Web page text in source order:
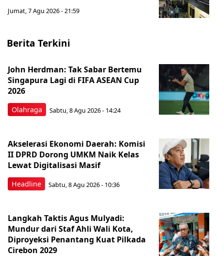
Jumat, 7 Agu 2026 - 21:59
Berita Terkini
Olahraga
John Herdman: Tak Sabar Bertemu
Singapura Lagi di FIFA ASEAN Cup
2026
Sabtu, 8 Agu 2026 - 14:24
Headline
Akselerasi Ekonomi Daerah: Komisi
II DPRD Dorong UMKM Naik Kelas
Lewat Digitalisasi Masif
Sabtu, 8 Agu 2026 - 10:36
Langkah Taktis Agus Mulyadi:
Mundur dari Staf Ahli Wali Kota,
Diproyeksi Penantang Kuat Pilkada
Cirebon 2029